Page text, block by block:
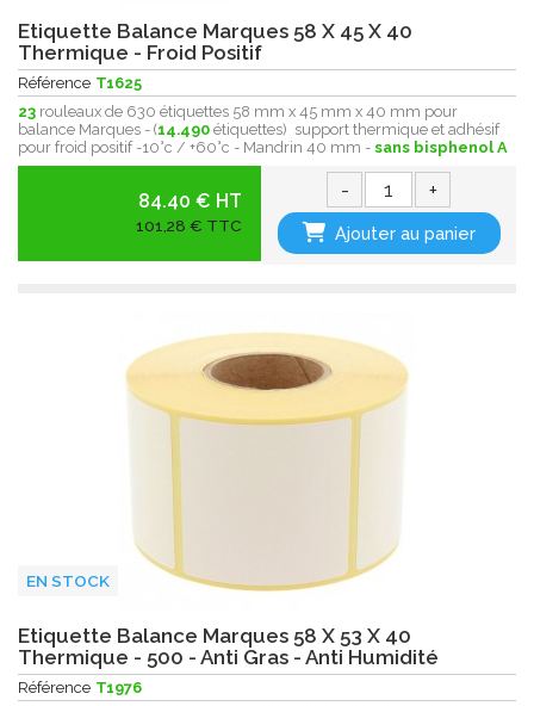
Etiquette Balance Marques 58 X 45 X 40
Thermique - Froid Positif
Référence T1625
23 rouleaux de 630 étiquettes 58 mm x 45 mm x 40 mm pour
balance Marques - (14.490 étiquettes) support thermique et adhésif
pour froid positif -10°c / +60°c - Mandrin 40 mm - sans bisphenol A
84.40 € HT
101,28 € TTC
- +
Ajouter au panier
EN STOCK
Etiquette Balance Marques 58 X 53 X 40
Thermique - 500 - Anti Gras - Anti Humidité
Référence T1976